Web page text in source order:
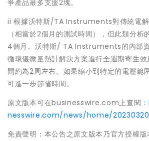
爭產品最多支援2塊。
ii 根據沃特斯/TA Instruments對傳統電解
（相當於2個月的測試時間），但此類分
4個月。沃特斯/ TA Instruments的內部
循環儀微量熱計解決方案進行全週期寄生
間約為2周左右。如果縮小到特定的電壓範
可進一步節省時間。
原文版本可在businesswire.com上查閱：
nesswire.com/news/home/
免責聲明：本公告之原文版本乃官方授權